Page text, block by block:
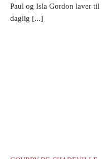
Paul og Isla Gordon laver til
daglig [...]